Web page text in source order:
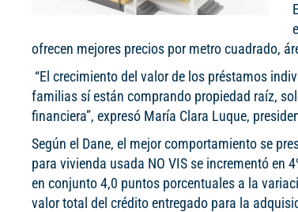
ofrecen mejores precios por metro cuadrado,
“El crecimiento del valor de los préstamos
familias sí están comprando propiedad raíz,
financiera”, expresó María Clara Luque,
Según el Dane, el mejor comportamiento se
para vivienda usada NO VIS se incrementó en
en conjunto 4,0 puntos porcentuales a la
valor total del crédito entregado para la